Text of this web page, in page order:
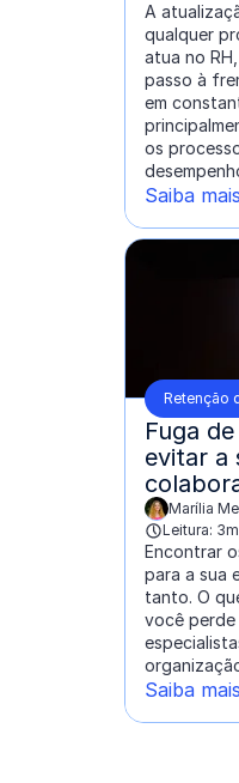
A
qualquer
atua no
passo à
em
os
Saiba mais
Retenção
Fuga
evitar a
escrito por:
Marília
Leitura:
Encontrar
para a sua
tanto. O
você perde
Saiba mais